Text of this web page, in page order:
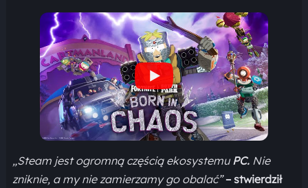
„Steam jest ogromną częścią ekosystemu PC.Nie
zniknie, a my nie zamierzamy go obalać”– stwierdził